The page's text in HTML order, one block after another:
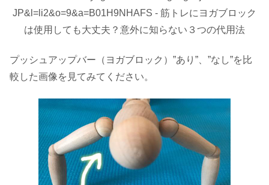
プッシュアップバー（ヨガブロック）”あり”、”なし”を比
較した画像を見てみてください。